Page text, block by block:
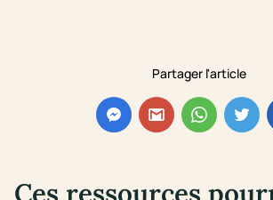
Partager l'article
Ces ressources